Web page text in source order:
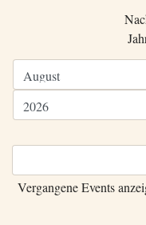
Vergangene Events